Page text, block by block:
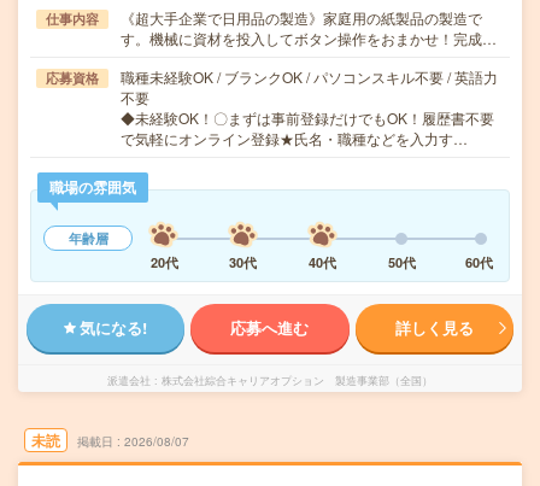
仕事内容
《超大手企業で日用品の製造》家庭用の紙製品の製造で
す。機械に資材を投入してボタン操作をおまかせ！完成…
応募資格
職種未経験OK / ブランクOK / パソコンスキル不要 / 英語力
不要
◆未経験OK！〇まずは事前登録だけでもOK！履歴書不要
で気軽にオンライン登録★氏名・職種などを入力す…
職場の雰囲気
年齢層
20代
30代 40代 50代 60代
気になる! 応募へ進む 詳しく見る
派遣会社 株式会社綜合キャリアオプション 製造事業部（全国）
未読 掲載日 2026/08/07